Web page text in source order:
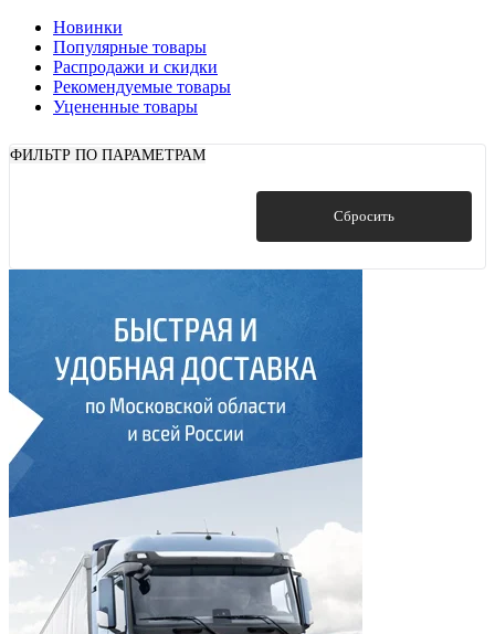
Новинки
Популярные товары
Распродажи и скидки
Рекомендуемые товары
Уцененные товары
ФИЛЬТР ПО ПАРАМЕТРАМ
Сбросить